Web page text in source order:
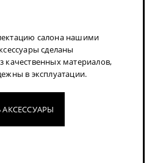
салона нашими
сделаны
качественных материалов,
в эксплуатации.